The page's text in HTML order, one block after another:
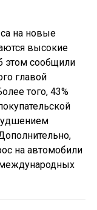
на новые
высокие
этом сообщили
главой
того, 43%
на автомобили